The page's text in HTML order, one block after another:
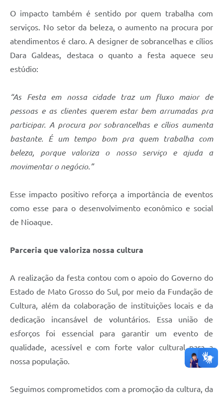
O impacto também é sentido por quem trabalha com
serviços. No setor da beleza, o aumento na procura por
atendimentos é claro. A designer de sobrancelhas e cílios
Dara Galdeas, destaca o quanto a festa aquece seu
estúdio:
“As Festa em nossa cidade traz um fluxo maior de
pessoas e as clientes querem estar bem arrumadas pra
participar. A procura por sobrancelhas e cílios aumenta
bastante. É um tempo bom pra quem trabalha com
beleza, porque valoriza o nosso serviço e ajuda a
movimentar o negócio.”
Esse impacto positivo reforça a importância de eventos
como esse para o desenvolvimento econômico e social
de Nioaque.
Parceria que valoriza nossa cultura
A realização da festa contou com o apoio do Governo do
Estado de Mato Grosso do Sul, por meio da Fundação de
Cultura, além da colaboração de instituições locais e da
dedicação incansável de voluntários. Essa união de
esforços foi essencial para garantir um evento de
qualidade, acessível e com forte valor cultural para a
nossa população.
Seguimos comprometidos com a promoção da cultura, da